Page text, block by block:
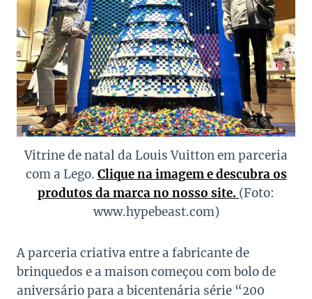
Vitrine de natal da Louis Vuitton em parceria
com a Lego. Clique na imagem e descubra os
produtos da marca no nosso site. (Foto:
www.hypebeast.com)
A parceria criativa entre a fabricante de
brinquedos e a maison começou com bolo de
aniversário para a bicentenária série “200